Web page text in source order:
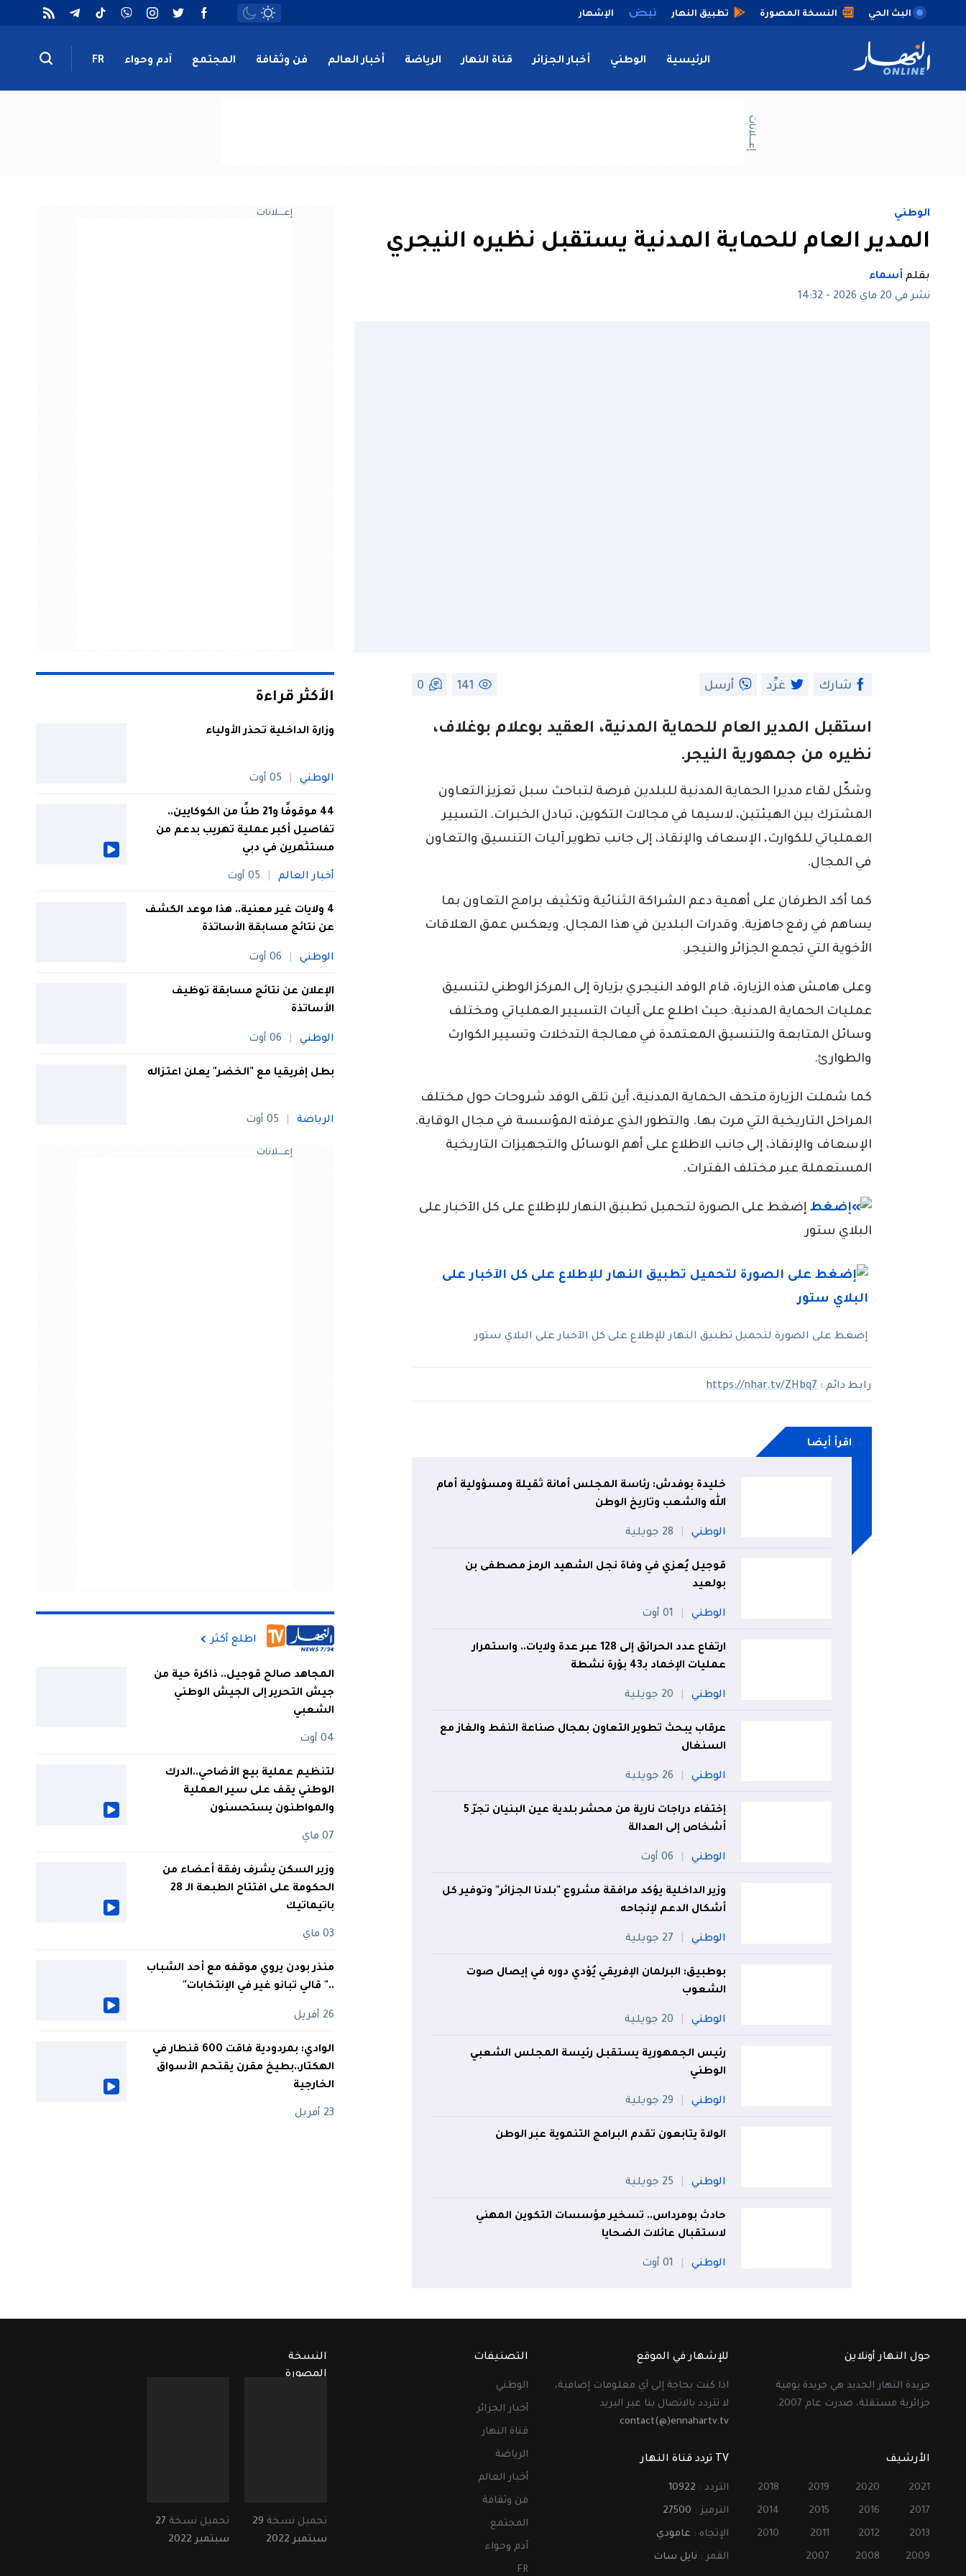
البث الحي النسخة المصورة تطبيق النهار الإشهار
الرئيسية الوطني أخبار الجزائر قناة النهار الرياضة أخبار العالم فن وثقافة المجتمع آدم وحواء FR
إعــــلانات
الوطني
المدير العام للحماية المدنية يستقبل نظيره النيجري
بقلم أسماء
نشر في 20 ماي 2026 - 14:32
شارك غرِّد أرسل 141
0
استقبل المدير العام للحماية المدنية، العقيد بوعلام بوغلاف،
نظيره من جمهورية النيجر.
وشكّل لقاء مديرا الحماية المدنية للبلدين فرصة لتباحث سبل تعزيز التعاون
المشترك بين الهيئتين، لاسيما في مجالات التكوين، تبادل الخبرات. التسيير
العملياتي للكوارث، الإسعاف والإنقاذ، إلى جانب تطوير آليات التنسيق والتعاون
في المجال.
كما أكد الطرفان على أهمية دعم الشراكة الثنائية وتكثيف برامج التعاون بما
يساهم في رفع جاهزية. وقدرات البلدين في هذا المجال. ويعكس عمق العلاقات
الأخوية التي تجمع الجزائر والنيجر.
وعلى هامش هذه الزيارة، قام الوفد النيجري بزيارة إلى المركز الوطني لتنسيق
عمليات الحماية المدنية. حيث اطلع على آليات التسيير العملياتي ومختلف
وسائل المتابعة والتنسيق المعتمدة في معالجة التدخلات وتسيير الكوارث
والطوارئ.
كما شملت الزيارة متحف الحماية المدنية، أين تلقى الوفد شروحات حول مختلف
المراحل التاريخية التي مرت بها. والتطور الذي عرفته المؤسسة في مجال الوقاية.
الإسعاف والإنقاذ، إلى جانب الاطلاع على أهم الوسائل والتجهيزات التاريخية
المستعملة عبر مختلف الفترات.
إضغط على الصورة لتحميل تطبيق النهار للإطلاع على كل الآخبار على
البلاي ستور
إضغط على الصورة لتحميل تطبيق النهار للإطلاع على كل الآخبار على البلاي ستور
رابط دائم :https://nhar.tv/ZHbq7
اقرأ أيضا
خليدة بوفدش: رئاسة المجلس أمانة ثقيلة ومسؤولية أمام
الله والشعب وتاريخ الوطن
الوطني 28 جويلية
قوجيل يُعزي في وفاة نجل الشهيد الرمز مصطفى بن
بولعيد
الوطني 01 أوت
ارتفاع عدد الحرائق إلى 128 عبر عدة ولايات.. واستمرار
عمليات الإخماد بـ43 بؤرة نشطة
الوطني 20 جويلية
عرقاب يبحث تطوير التعاون بمجال صناعة النفط والغاز مع
السنغال
الوطني 26 جويلية
إختفاء دراجات نارية من محشر بلدية عين البنيان تجرّ 5
أشخاص إلى العدالة
الوطني 06 أوت
وزير الداخلية يؤكد مرافقة مشروع "بلدنا الجزائر" وتوفير كل
أشكال الدعم لإنجاحه
الوطني 27 جويلية
بوطبيق: البرلمان الإفريقي يُؤدي دوره في إيصال صوت
الشعوب
الوطني 20 جويلية
رئيس الجمهورية يستقبل رئيسة المجلس الشعبي
الوطني
الوطني 29 جويلية
الولاة يتابعون تقدم البرامج التنموية عبر الوطن
الوطني 25 جويلية
حادث بومرداس.. تسخير مؤسسات التكوين المهني
لاستقبال عائلات الضحايا
الوطني 01 أوت
إعــــلانات
الأكثر قراءة
وزارة الداخلية تحذر الأولياء
الوطني 05 أوت
44 موقوفًا و21 طنًا من الكوكايين..
تفاصيل أكبر عملية تهريب بدعم من
مستثمرين في دبي
أخبار العالم 05 أوت
4 ولايات غير معنية.. هذا موعد الكشف
عن نتائج مسابقة الأساتذة
الوطني 06 أوت
الإعلان عن نتائج مسابقة توظيف
الأساتذة
الوطني 06 أوت
بطل إفريقيا مع "الخضر" يعلن اعتزاله
الرياضة 05 أوت
إعــــلانات
اطلع أكثر
المجاهد صالح قوجيل.. ذاكرة حية من
جيش التحرير إلى الجيش الوطني
الشعبي
04 أوت
لتنظيم عملية بيع الأضاحي..الدرك
الوطني يقف على سير العملية
والمواطنون يستحسنون
07 ماي
وزير السكن يشرف رفقة أعضاء من
الحكومة على افتتاح الطبعة الـ 28
باتيماتيك
03 ماي
منذر بودن يروي موقفه مع أحد الشباب
.." قالي تبانو غير في الإنتخابات"
26 أفريل
الوادي: بمردودية فاقت 600 قنطار في
الهكتار..بطيخ مقرن يقتحم الأسواق
الخارجية
23 أفريل
حول النهار أونلاين
جريدة النهار الجديد هي جريدة يومية
جزائرية مستقلة، صدرت عام 2007.
للإشهار في الموقع
اذا كنت بحاجة إلى أي معلومات إضافية،
لا تتردد بالاتصال بنا عبر البريد
contact(@)ennahartv.tv
الأرشيف
2021
2020
2019
2018
2017
2016
2015
2014
2013
2012
2011
2010
2009
2008
2007
TV تردد قناة النهار
التردد : 10922
الترميز : 27500
الإتجاه : عامودي
القمر : نايل سات
التصنيفات
الوطني
أخبار الجزائر
قناة النهار
الرياضة
أخبار العالم
فن وثقافة
المجتمع
آدم وحواء
FR
النسخة
المصورة
تحميل نسخة 29
سبتمبر 2022
تحميل نسخة 27
سبتمبر 2022